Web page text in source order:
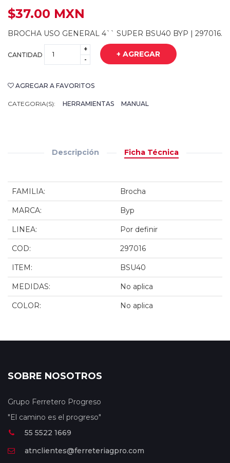
$37.00 MXN
BROCHA USO GENERAL 4`` SUPER BSU40 BYP | 297016.
CANTIDAD
+
-
+ AGREGAR
AGREGAR A FAVORITOS
CATEGORIA(S): HERRAMIENTAS MANUAL
Descripción Ficha Técnica
FAMILIA: Brocha
MARCA: Byp
LINEA: Por definir
COD: 297016
ITEM: BSU40
MEDIDAS: No aplica
COLOR: No aplica
SOBRE NOSOTROS
Grupo Ferretero Progreso
"El camino es el progreso"
55 5522 1669
atnclientes@ferreteriagpro.com